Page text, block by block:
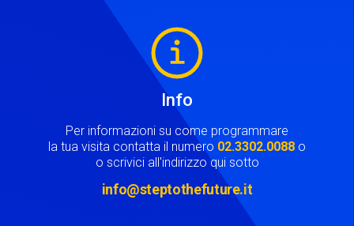
Info
Per informazioni su come programmare
la tua visita contatta il numero 02.3302.0088 o
o scrivici all'indirizzo qui sotto
info@steptothefuture.it